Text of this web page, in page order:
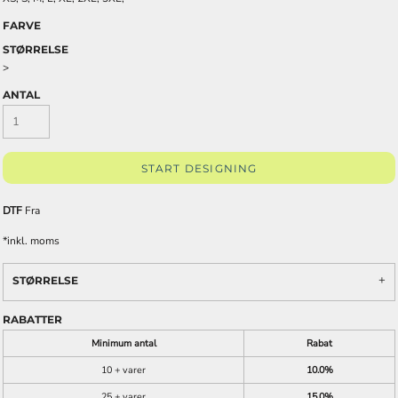
FARVE
STØRRELSE
>
ANTAL
START DESIGNING
DTF Fra
*inkl. moms
STØRRELSE
RABATTER
Minimum antal
Rabat
10 + varer
10.0%